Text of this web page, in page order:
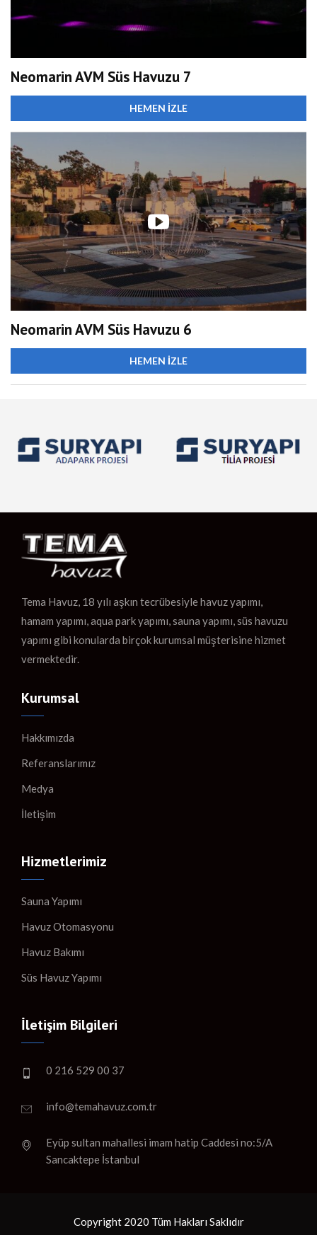
Neomarin AVM Süs Havuzu 7
HEMEN İZLE
Neomarin AVM Süs Havuzu 6
HEMEN İZLE
Tema Havuz, 18 yılı aşkın tecrübesiyle havuz yapımı,
hamam yapımı, aqua park yapımı, sauna yapımı, süs havuzu
yapımı gibi konularda birçok kurumsal müşterisine hizmet
vermektedir.
Kurumsal
Hakkımızda
Referanslarımız
Medya
İletişim
Hizmetlerimiz
Sauna Yapımı
Havuz Otomasyonu
Havuz Bakımı
Süs Havuz Yapımı
İletişim Bilgileri
0 216 529 00 37
info@temahavuz.com.tr
Eyüp sultan mahallesi imam hatip Caddesi no:5/A
Sancaktepe İstanbul
Copyright 2020 Tüm Hakları Saklıdır